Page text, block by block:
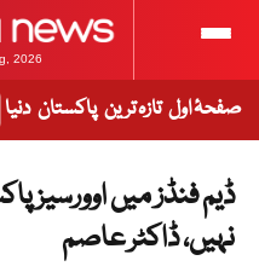
2026
صفحۂ اول تازہ ترین پاکستان دنیا
ڈیم فنڈز میں اوورسیز
نہیں، ڈاکٹر عاصم